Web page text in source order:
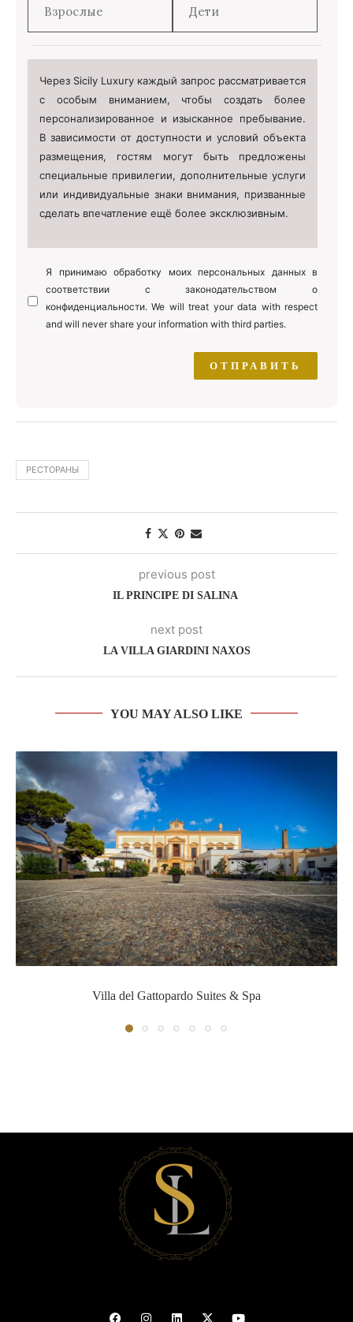
Через Sicily Luxury каждый запрос рассматривается
с особым вниманием, чтобы создать более
персонализированное и изысканное пребывание.
В зависимости от доступности и условий объекта
размещения, гостям могут быть предложены
специальные привилегии, дополнительные услуги
или индивидуальные знаки внимания, призванные
сделать впечатление ещё более эксклюзивным.
Я принимаю обработку моих персональных данных в
соответствии с законодательством о
конфиденциальности. We will treat your data with respect
and will never share your information with third parties.
РЕСТОРАНЫ
previous post
IL PRINCIPE DI SALINA
next post
LA VILLA GIARDINI NAXOS
YOU MAY ALSO LIKE
Villa del Gattopardo Suites & Spa